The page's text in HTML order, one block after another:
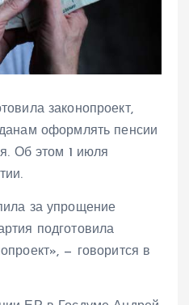
законопроект,
оформлять пенсии
Об этом 1 июля
за упрощение
подготовила
— говорится в